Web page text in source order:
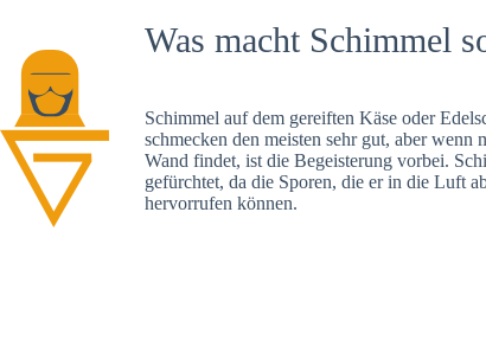
Was macht Schimmel
Schimmel auf dem gereiften Käse oder
schmecken den meisten sehr gut, aber wenn
Wand findet, ist die Begeisterung vorbei.
gefürchtet, da die Sporen, die er in die Luft
hervorrufen können.